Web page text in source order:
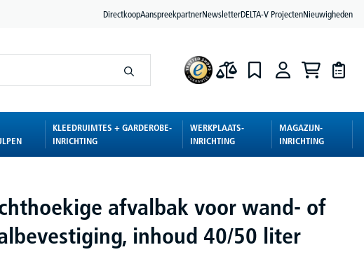
DirectkoopAanspreekpartnerNewsletterDELTA-V ProjectenNieuwigheden
KLEEDRUIMTES + GARDEROBE-
INRICHTING
WERKPLAATS-
INRICHTING
MAGAZIJN-
INRICHTING
afvalbak voor wand- of
inhoud 40/50 liter